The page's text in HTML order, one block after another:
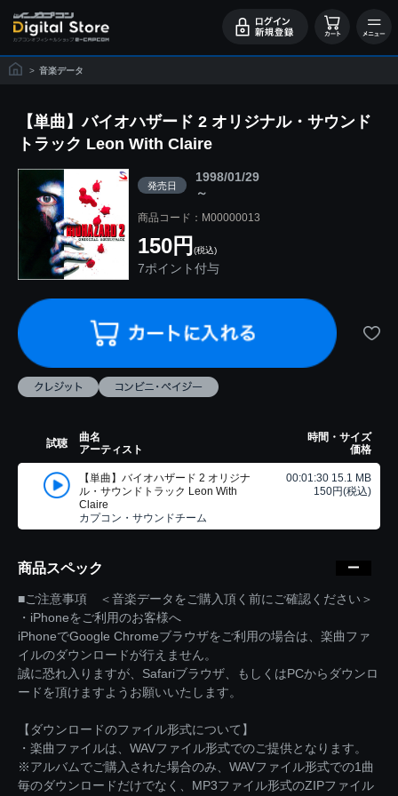
> 音楽データ
【単曲】バイオハザード 2 オリジナル・サウンド
トラック Leon With Claire
発売日
1998/01/29
～
商品コード：M00000013
150円 (税込)
7ポイント付与
試聴
曲名
アーティスト
時間・サイズ
価格
【単曲】バイオハザード 2 オリジナ
ル・サウンドトラック Leon With
Claire
カプコン・サウンドチーム
00:01:30 15.1 MB
150円(税込)
商品スペック
■ご注意事項 ＜音楽データをご購入頂く前にご確認ください＞
・iPhoneをご利用のお客様へ
iPhoneでGoogle Chromeブラウザをご利用の場合は、楽曲ファ
イルのダウンロードが行えません。
誠に恐れ入りますが、Safariブラウザ、もしくはPCからダウンロ
ードを頂けますようお願いいたします。
【ダウンロードのファイル形式について】
・楽曲ファイルは、WAVファイル形式でのご提供となります。
※アルバムでご購入された場合のみ、WAVファイル形式での1曲
毎のダウンロードだけでなく、MP3ファイル形式のZIPファイル